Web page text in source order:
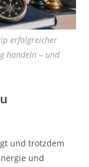
erfolgreicher
handeln – und
und trotzdem
und